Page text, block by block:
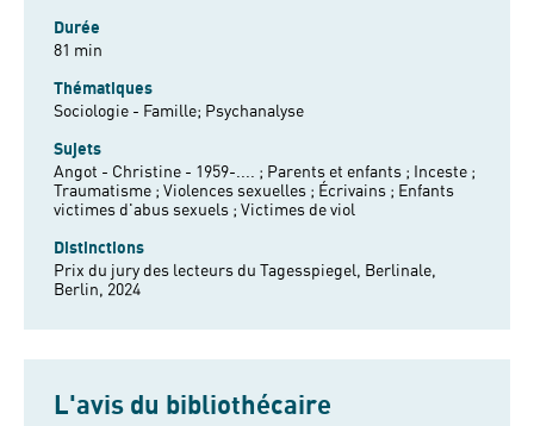
Durée
81 min
Thématiques
Sociologie - Famille; Psychanalyse
Sujets
Angot - Christine - 1959-.... ; Parents et enfants ;
Inceste ;
Traumatisme ; Violences sexuelles ; Écrivains ; Enfants
victimes d'abus sexuels ; Victimes de viol
Distinctions
Prix du jury des lecteurs du Tagesspiegel, Berlinale,
Berlin, 2024
L'avis du bibliothécaire